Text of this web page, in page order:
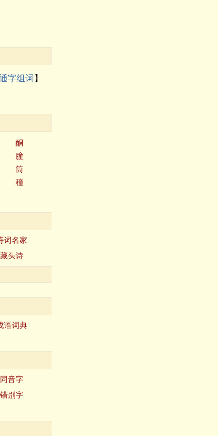
字组词 】
酮
朣
筒
穜
词名家
藏头诗
语词典
同音字
错别字